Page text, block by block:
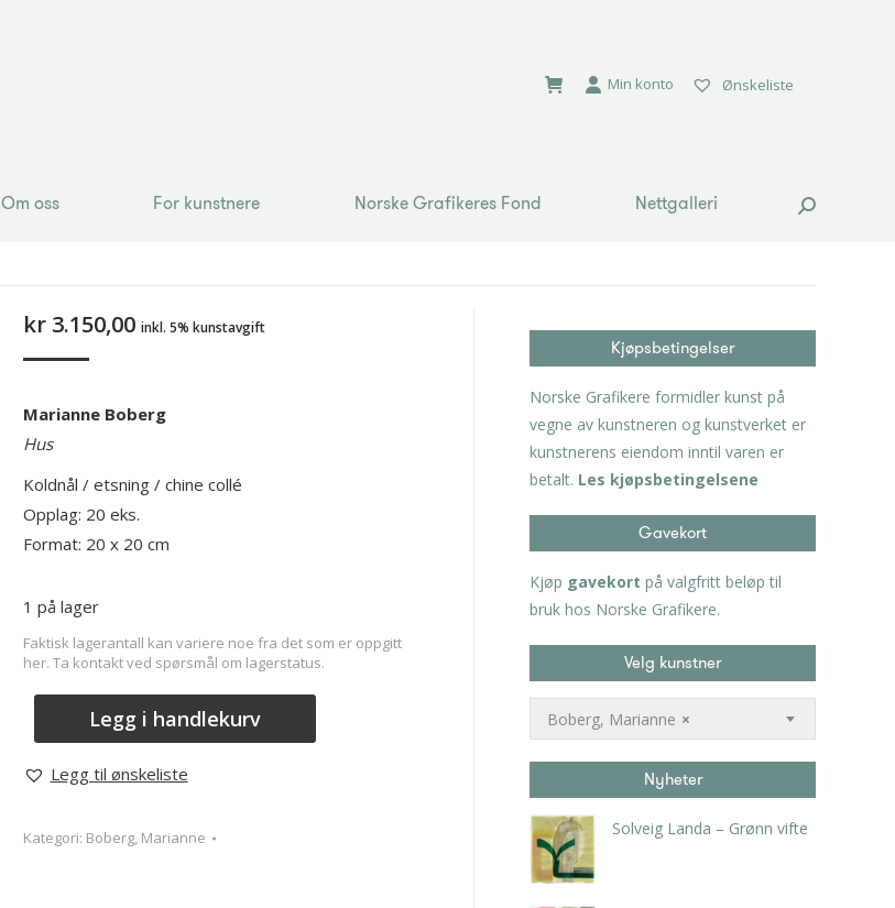
Min konto Ønskeliste
Om oss For kunstnere Norske Grafikeres Fond Nettgalleri Search:
kr3.150,00 inkl. 5% kunstavgift
Marianne Boberg
Hus
Koldnål / etsning / chine collé
Opplag: 20 eks.
Format: 20 x 20 cm
1 på lager
Faktisk lagerantall kan variere noe fra det som er oppgitt
her. Ta kontakt ved spørsmål om lagerstatus.
Legg i handlekurv
Legg til ønskeliste
Kategori: Boberg, Marianne
Kjøpsbetingelser
Norske Grafikere formidler kunst på
vegne av kunstneren og kunstverket er
kunstnerens eiendom inntil varen er
betalt. Les kjøpsbetingelsene
Gavekort
Kjøp gavekort på valgfritt beløp til
bruk hos Norske Grafikere.
Velg kunstner
×
Boberg, Marianne
Nyheter
Solveig Landa – Grønn vifte